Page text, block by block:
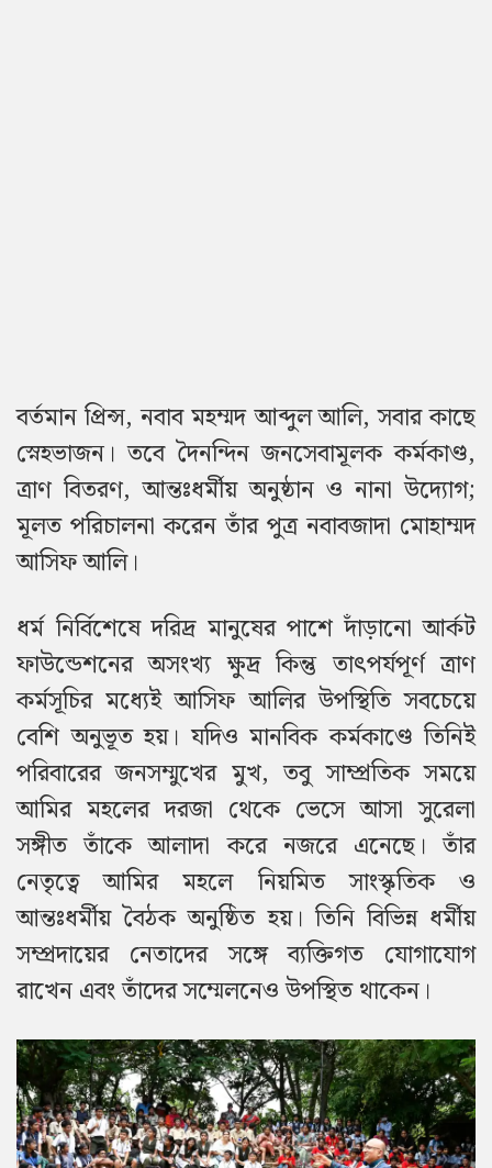
বর্তমান প্রিন্স, নবাব মহম্মদ আব্দুলআলি, সবার কাছে
স্নেহভাজন। তবে দৈনন্দিন জনসেবামূলক কর্মকাণ্ড,
ত্রাণ বিতরণ, আন্তঃধর্মীয় অনুষ্ঠান ও নানা উদ্যোগ;
মূলত পরিচালনা করেন তাঁর পুত্র নবাবজাদা মোহাম্মদ
আসিফ আলি।
ধর্ম নির্বিশেষে দরিদ্র মানুষের পাশে দাঁড়ানো আর্কট
ফাউন্ডেশনের অসংখ্য ক্ষুদ্র কিন্তু তাৎপর্যপূর্ণ ত্রাণ
কর্মসূচির মধ্যেই আসিফ আলির উপস্থিতি সবচেয়ে
বেশি অনুভূত হয়।যদিও মানবিক কর্মকাণ্ডে তিনিই
পরিবারের জনসম্মুখের মুখ, তবু সাম্প্রতিক সময়ে
আমির মহলের দরজা থেকে ভেসে আসা সুরেলা
সঙ্গীত তাঁকে আলাদা করে নজরে এনেছে।তাঁর
নেতৃত্বে আমির মহলে নিয়মিত সাংস্কৃতিক ও
আন্তঃধর্মীয় বৈঠক অনুষ্ঠিত হয়। তিনি বিভিন্ন ধর্মীয়
সম্প্রদায়ের নেতাদের সঙ্গে ব্যক্তিগত যোগাযোগ
রাখেন এবং তাঁদের সম্মেলনেও উপস্থিত থাকেন।